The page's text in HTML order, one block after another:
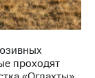
проходят